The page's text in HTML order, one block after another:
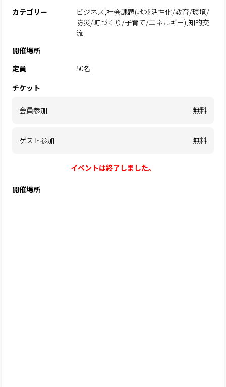
カテゴリー
ビジネス,社会課題(地域活性化/教育/環境/
防災/町づくり/子育て/エネルギー),知的交
流
開催場所
定員
50名
チケット
会員参加 無料
ゲスト参加 無料
イベントは終了しました。
開催場所